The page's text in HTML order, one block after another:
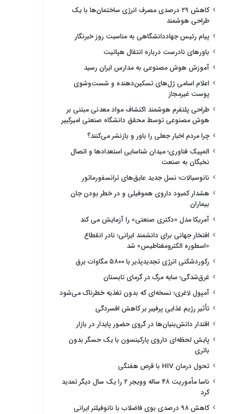
کاهش ۲۹ درصدی مصرف انرژی ساختمان‌ها با یک
طراحی هوشمند
پیام رئیس جهاددانشگاهی به مناسبت روز خبرنگار
باورهای نادرست درباره انتقال هپاتیت
آموزش هوش مصنوعی به مدارس ایران رسید
اعلام اسامی ژل‌های تسکین‌دهنده و شست‌وشوی
پوست غیرمجاز
طراحی پلتفرم هوشمند اکتشاف مواد معدنی مبتنی بر
هوش مصنوعی توسط محقق دانشگاه صنعتی امیرکبیر
چرا مردم اخبار جعلی را باور و بازنشر می‌کنند؟
المپیک فناوری؛ میدان شناسایی استعدادها و اتصال
نخبگان به صنعت
نانوسیالات؛ نسل جدید عایق‌های ترانسفورماتور
هشدار کمبود داروی هموفیلی و در خطر بودن جان
بیماران
آمریکا مدل «دکتری صنعتی» را آزمایش می کند
افتخار جهانی برای دانشمند ایرانی؛ نادر انقطاع
«اسطوره الکترومغناطیس» شد
رکوردشکنی انرژی تجدیدپذیر با ۵۸۰۰ مگاوات برق
غرق‌شدگی؛ سایه مرگ در گرمای تابستان
آمپول لاغری؛ نسخه‌ای که بدون تغذیه خطرناک می‌شود
تأثیر رژیم غذایی پرفیبر بر کاهش افسردگی
اقتدار دانش‌بنیان‌ها در گروی حضور پایدار در بازار
پایش لحظه‌ای داروی پارکینسون با یک حسگر بدون
باتری
تحول درمان HIV با قرص هفتگی
ناسا مأموریت ۴۸ ساله وویجر ۲ را یک سال دیگر تمدید
کرد
کاهش ۹۸ درصدی بوی فاضلاب با نانوفیلتر ایرانی